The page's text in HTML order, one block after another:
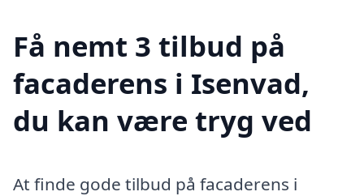
Få nemt 3 tilbud på
facaderens i Isenvad,
du kan være tryg ved
At finde gode tilbud på facaderens i